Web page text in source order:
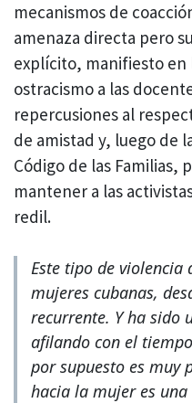
mecanismos de
amenaza directa pero
explícito, manifiesto en
ostracismo a las
repercusiones al
de amistad y, luego de
Código de las
mantener a las
redil.
Este tipo de violencia
mujeres cubanas,
recurrente. Y ha sido
afilando con el
por supuesto es muy
hacia la mujer es